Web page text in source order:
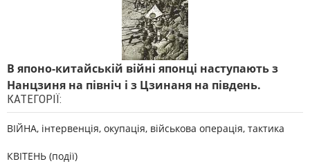
В японо-китайській війні японці наступають з
Нанцзиня на північ і з Цзинаня на південь.
КАТЕГОРІЇ:
ВІЙНА, інтервенція, окупація, військова операція, тактика
КВІТЕНЬ (події)